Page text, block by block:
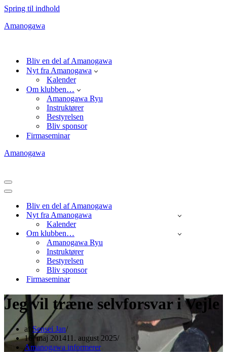
Spring til indhold
Amanogawa
Bliv en del af Amanogawa
Nyt fra Amanogawa
Kalender
Om klubben…
Amanogawa Ryu
Instruktører
Bestyrelsen
Bliv sponsor
Firmaseminar
Amanogawa
Navigation
menu
Navigation
Bliv en del af Amanogawa
Nyt fra Amanogawa
Kalender
Om klubben…
Amanogawa Ryu
Instruktører
Bestyrelsen
Bliv sponsor
Firmaseminar
Jeg vil træne selvforsvar i Vejle
af Sensei Jan
16. maj 201411. august 2025
Amanogawa informerer